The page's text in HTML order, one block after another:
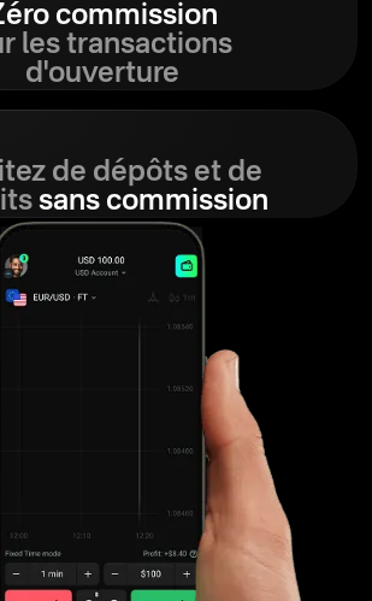
commission
les transactions
d'ouverture
de dépôts et de
sans commission